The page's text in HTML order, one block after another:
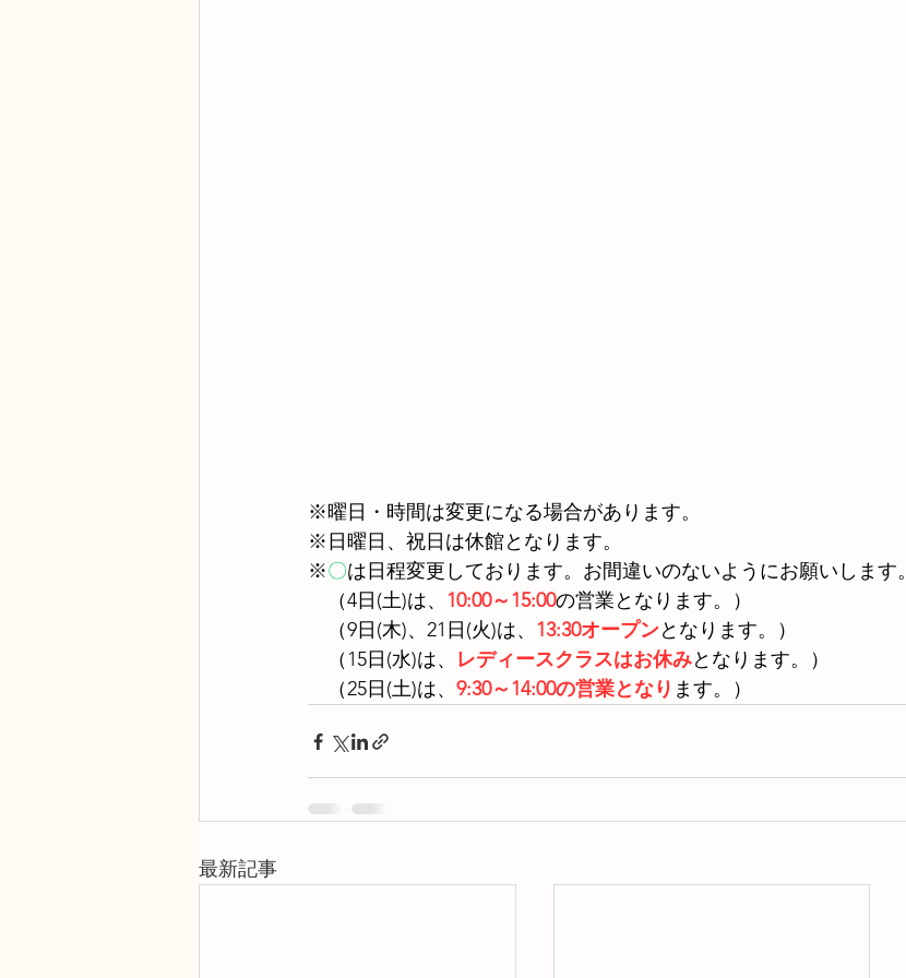
※曜日・時間は変更になる場合があります。
※日曜日、祝日は休館となります。
※〇は日程変更しております。お間違いのないようにお願いします。
（4日(土)は、 10:00～15:00の営業となります。）
（9日(木)、21日(火)は、 13:30オープンとなります。）
（15日(水)は、 レディースクラスはお休みとなります。）
（25日(土)は、 9:30～14:00の営業となり ます。）
最新記事